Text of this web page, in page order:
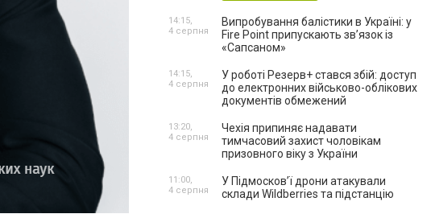
Випробування балістики в Україні: у
Fire Point припускають зв’язок із
«Сапсаном»
14:15,
4 серпня
У роботі Резерв+ стався збій: доступ
до електронних військово-облікових
документів обмежений
14:15,
4 серпня
Чехія припиняє надавати
тимчасовий захист чоловікам
призовного віку з України
13:20,
4 серпня
У Підмосков’ї дрони атакували
склади Wildberries та підстанцію
11:00,
4 серпня